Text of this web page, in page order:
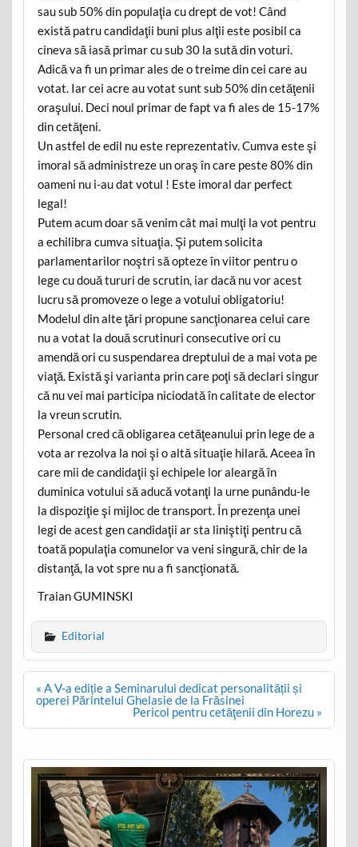
sau sub 50% din populaţia cu drept de vot! Când
există patru candidaţii buni plus alţii este posibil ca
cineva să iasă primar cu sub 30 la sută din voturi.
Adică va fi un primar ales de o treime din cei care au
votat. Iar cei acre au votat sunt sub 50% din cetăţenii
oraşului. Deci noul primar de fapt va fi ales de 15-17%
din cetăţeni.
Un astfel de edil nu este reprezentativ. Cumva este şi
imoral să administreze un oraş în care peste 80% din
oameni nu i-au dat votul ! Este imoral dar perfect
legal!
Putem acum doar să venim cât mai mulţi la vot pentru
a echilibra cumva situaţia. Şi putem solicita
parlamentarilor noştri să opteze în viitor pentru o
lege cu două tururi de scrutin, iar dacă nu vor acest
lucru să promoveze o lege a votului obligatoriu!
Modelul din alte ţări propune sancţionarea celui care
nu a votat la două scrutinuri consecutive ori cu
amendă ori cu suspendarea dreptului de a mai vota pe
viaţă. Există şi varianta prin care poţi să declari singur
că nu vei mai participa niciodată în calitate de elector
la vreun scrutin.
Personal cred că obligarea cetăţeanului prin lege de a
vota ar rezolva la noi şi o altă situaţie hilară. Aceea în
care mii de candidaţii şi echipele lor aleargă în
duminica votului să aducă votanţi la urne punându-le
la dispoziţie şi mijloc de transport. În prezenţa unei
legi de acest gen candidaţii ar sta liniştiţi pentru că
toată populaţia comunelor va veni singură, chir de la
distanţă, la vot spre nu a fi sancţionată.
Traian GUMINSKI
Editorial
Post
navigation
« A V-a ediție a Seminarului dedicat personalității și
operei Părintelui Ghelasie de la Frăsinei
Pericol pentru cetăţenii din Horezu »